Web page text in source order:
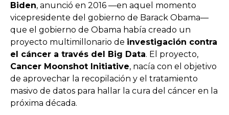
Biden, anunció en 2016 —en aquel momento
vicepresidente del gobierno de Barack Obama—
que el gobierno de Obama había creado un
proyecto multimillonario de investigación contra
el cáncer a través del Big Data. El proyecto,
Cancer Moonshot Initiative, nacía con el objetivo
de aprovechar la recopilación y el tratamiento
masivo de datos para hallar la cura del cáncer en la
próxima década.